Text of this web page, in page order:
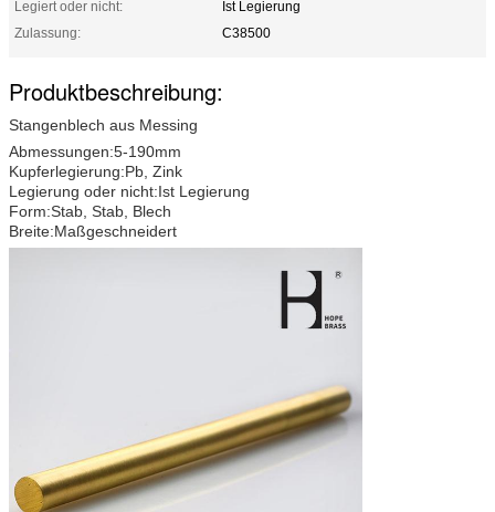
Legiert oder nicht:
Ist Legierung
Zulassung:
C38500
Produktbeschreibung:
Stangenblech aus Messing
Abmessungen:5-190mm
Kupferlegierung:Pb, Zink
Legierung oder nicht:Ist Legierung
Form:Stab, Stab, Blech
Breite:Maßgeschneidert